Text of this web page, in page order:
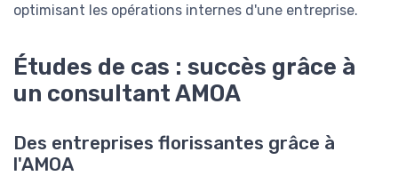
optimisant les opérations internes d'une entreprise.
Études de cas : succès grâce à
un consultant AMOA
Des entreprises florissantes grâce à
l'AMOA